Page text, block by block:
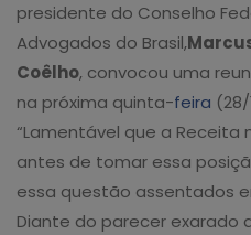
presidente do Conselho
Advogados do Brasil,
Coêlho, convocou uma
na próxima quinta-feira (28/
“Lamentável que a Receita
antes de tomar essa
essa questão assentados
Diante do parecer exarado